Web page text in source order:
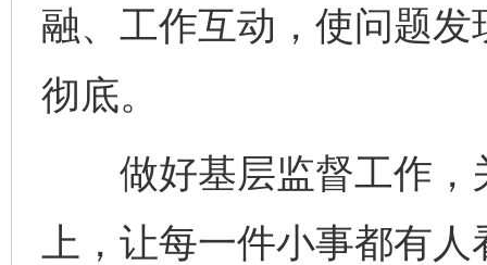
融、工作互动，使问题
彻底。
做好基层监督工作，
上，让每一件小事都有